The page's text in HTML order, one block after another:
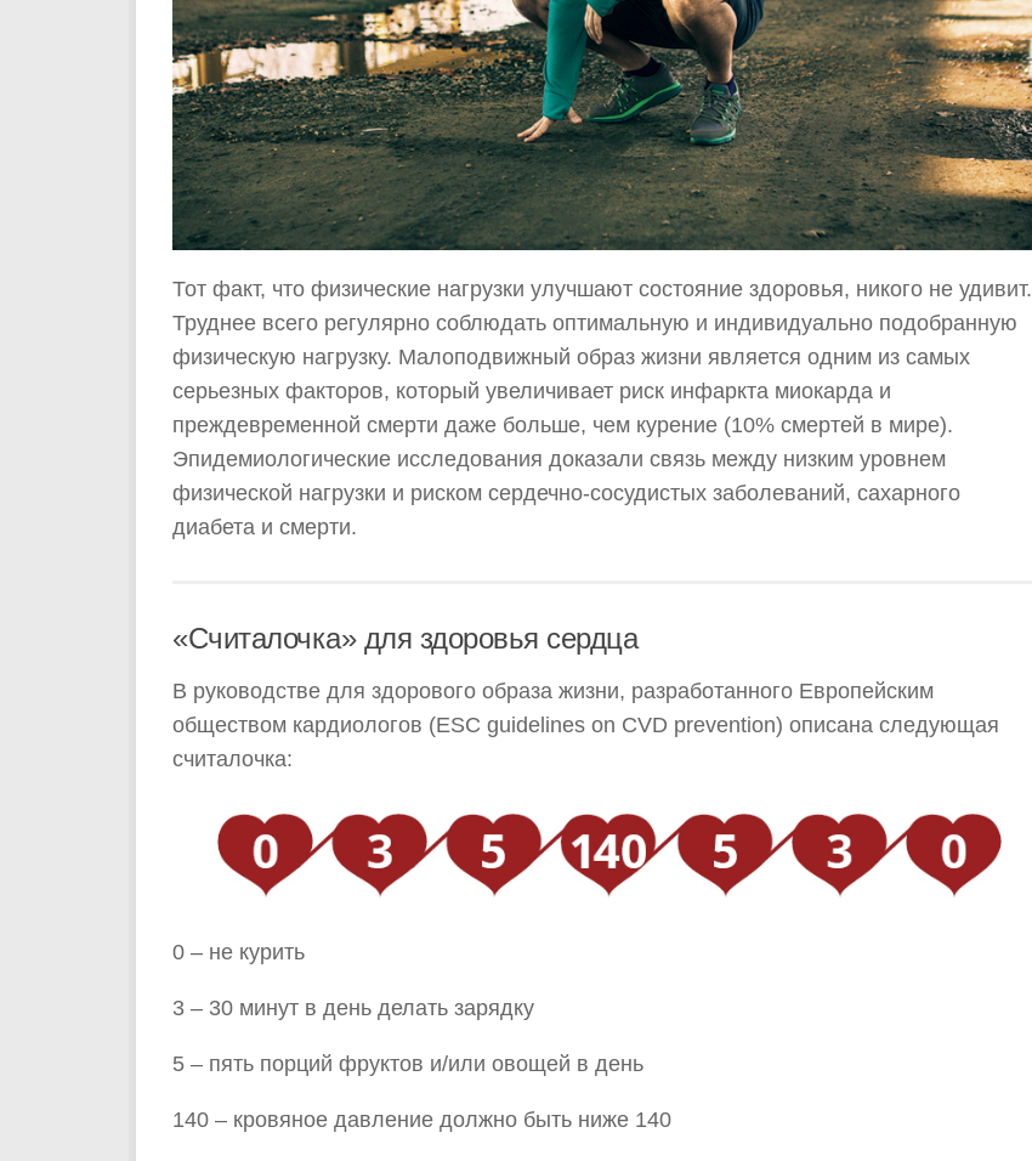
Тот факт, что физические нагрузки улучшают состояние здоровья, никого не удивит.
Труднее всего регулярно соблюдать оптимальную и индивидуально подобранную
физическую нагрузку. Малоподвижный образ жизни является одним из самых
серьезных факторов, который увеличивает риск инфаркта миокарда и
преждевременной смерти даже больше, чем курение (10% смертей в мире).
Эпидемиологические исследования доказали связь между низким уровнем
физической нагрузки и риском сердечно-сосудистых заболеваний, сахарного
диабета и смерти.
«Считалочка» для здоровья сердца
В руководстве для здорового образа жизни, разработанного Европейским
обществом кардиологов (ESC guidelines on CVD prevention) описана следующая
считалочка:
0 – не курить
3 – 30 минут в день делать зарядку
5 – пять порций фруктов и/или овощей в день
140 – кровяное давление должно быть ниже 140